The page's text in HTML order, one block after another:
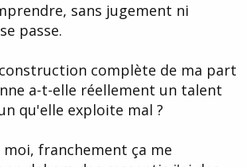
sans jugement ni
passe.
complète de ma part
a-t-elle réellement un talent
qu'elle exploite mal ?
moi, franchement ça me